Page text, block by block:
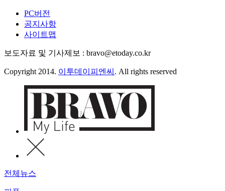
PC버전
공지사항
사이트맵
보도자료 및 기사제보 : bravo@etoday.co.kr
Copyright 2014. 이투데이피엔씨 . All rights reserved
전체뉴스